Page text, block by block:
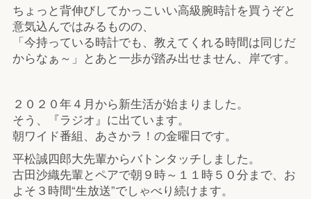
ちょっと背伸びしてかっこいい高級腕時計を買うぞと
意気込んではみるものの、
「今持っている時計でも、教えてくれる時間は同じだ
からなぁ～」とあと一歩が踏み出せません、岸です。
２０２０年４月から新生活が始まりました。
そう、『ラジオ』に出ています。
朝ワイド番組、あさかラ！の金曜日です。
平松誠四郎大先輩からバトンタッチしました。
古田沙織先輩とペアで朝９時～１１時５０分まで、お
よそ３時間“生放送”でしゃべり続けます。